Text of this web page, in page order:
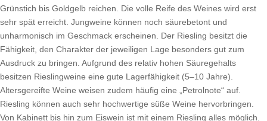
Grünstich bis Goldgelb reichen. Die volle Reife des Weines wird erst
sehr spät erreicht. Jungweine können noch säurebetont und
unharmonisch im Geschmack erscheinen. Der Riesling besitzt die
Fähigkeit, den Charakter der jeweiligen Lage besonders gut zum
Ausdruck zu bringen. Aufgrund des relativ hohen Säuregehalts
besitzen Rieslingweine eine gute Lagerfähigkeit (5–10 Jahre).
Altersgereifte Weine weisen zudem häufig eine „Petrolnote“ auf.
Riesling können auch sehr hochwertige süße Weine hervorbringen.
Von Kabinett bis hin zum Eiswein ist mit einem Riesling alles möglich.